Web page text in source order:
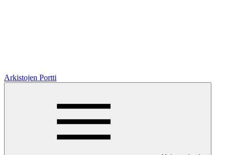
Arkistojen Portti